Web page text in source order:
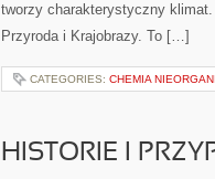
tworzy charakterystyczny
Przyroda i Krajobrazy. To […]
CATEGORIES: CHEMIA
HISTORIE I